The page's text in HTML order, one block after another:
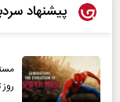
پیشنهاد
روز